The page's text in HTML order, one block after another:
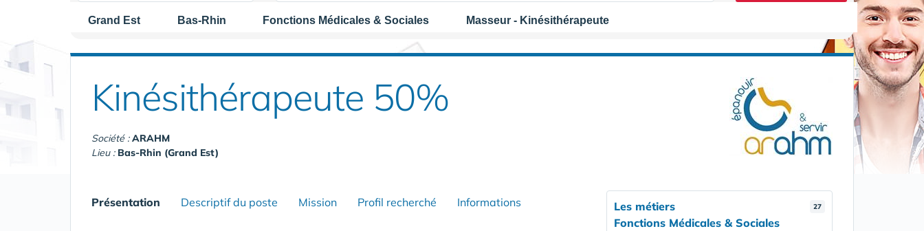
Grand Est Bas-Rhin Fonctions Médicales & Sociales Masseur - Kinésithérapeute
Kinésithérapeute 50%
Société :ARAHM
Lieu : Bas-Rhin (Grand Est)
Présentation Descriptif du poste Mission Profil recherché Informations 27
Les métiers
Fonctions Médicales & Sociales